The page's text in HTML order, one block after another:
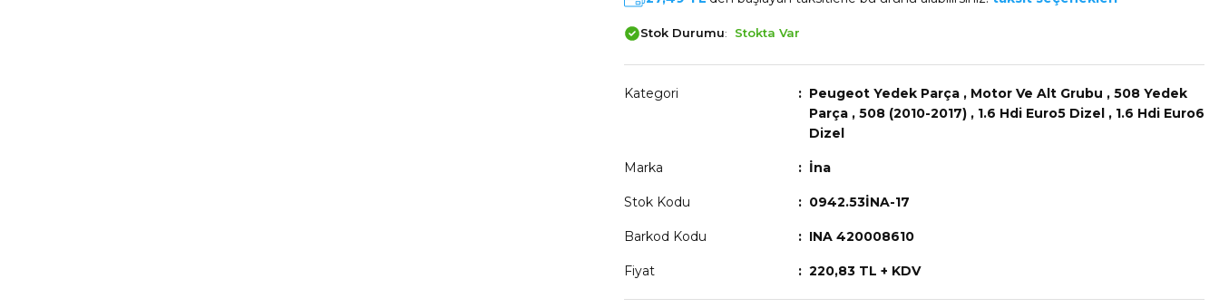
Stok Durumu Stokta Var
Kategori Peugeot Yedek Parça , Motor Ve Alt Grubu , 508 Yedek
Parça , 508 (2010-2017) , 1.6 Hdi Euro5 Dizel , 1.6 Hdi Euro6
Dizel
Marka İna
Stok Kodu 0942.53İNA-17
Barkod Kodu INA 420008610
Fiyat 220,83 TL + KDV